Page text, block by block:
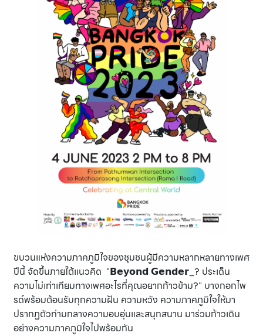
ขบวนแห่งความภาคภูมิใจของชุมชนผู้มีความหลากหลายทางเพศ
ปีนี้ จัดขึ้นภายใต้แนวคิด "𝗕𝗲𝘆𝗼𝗻𝗱 𝗚𝗲𝗻𝗱𝗲𝗿_? ประเด็น
ความไม่เท่าเทียมทางเพศอะไรที่คุณอยากก้าวข้าม?" บางกอกไพ
รด์พร้อมต้อนรับทุกความฝัน ความหวัง ความภาคภูมิใจให้มา
ปรากฏตัวท่ามกลางความอบอุ่นและสนุกสนาน มาร่วมก้าวเดิน
อย่างความภาคภูมิใจไปพร้อมกัน